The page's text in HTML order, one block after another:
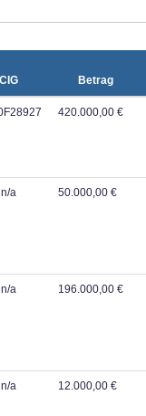
CIG Betrag
420.000,00 €
n/a 50.000,00 €
n/a 196.000,00 €
n/a 12.000,00 €